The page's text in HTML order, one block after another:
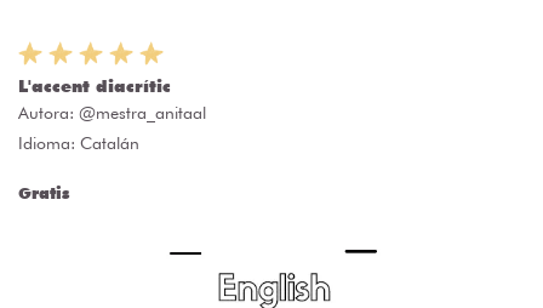
L'accent diacrític
Autora: @mestra_anitaal
Idioma: Catalán
Gratis